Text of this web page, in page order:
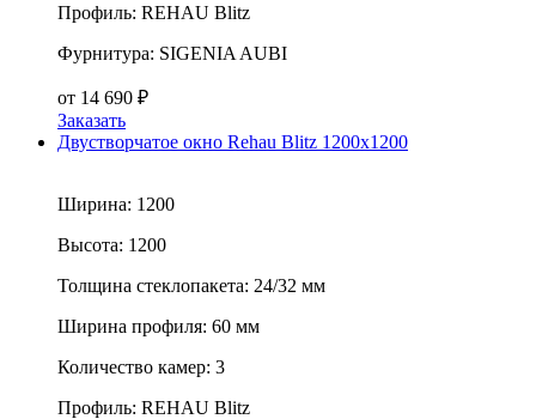
Профиль: REHAU Blitz
Фурнитура: SIGENIA AUBI
от 14 690 ₽
Заказать
Двустворчатое окно Rehau Blitz 1200x1200
Ширина: 1200
Высота: 1200
Толщина стеклопакета: 24/32 мм
Ширина профиля: 60 мм
Количество камер: 3
Профиль: REHAU Blitz